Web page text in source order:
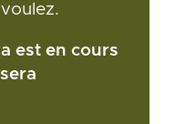
est en cours